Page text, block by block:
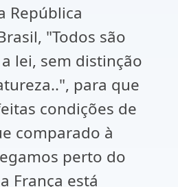
República
"Todos são
lei, sem distinção
para que
condições de
comparado à
perto do
França está